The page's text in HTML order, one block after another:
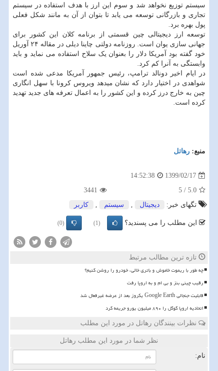
سیستم توزیع نخواهد شد و سوم این ارز با هدف استفاده در سیستم
تجاری و بازرگانی توسعه می یابد تا بتوان از آن به مانند شکل فعلی
پول بهره برد.
توسعه ارز دیجیتالی چین قسمتی از برنامه کلان این کشور برای
جهانی سازی یوان است. روزنامه دولتی چاینا دیلی در مقاله ۲۴ آوریل
خود گفته بود آمریکا دلار را بعنوان یک سلاح استفاده می نماید و باید
وابستگی به آنرا کم کرد.
در ایام اخیر دونالد ترامپ، رئیس جمهور آمریکا مدعی شده است
شواهدی در اختیار دارد که نشان میدهد ویروس کرونا با سهل انگاری
چین به خارج درز کرده و این کشور را به اعمال تعرفه های جدید تهدید
کرده است.
منبع: رهاتل
1399/02/17
14:52:38
5.0
/
5
3441
تگهای خبر:
دیجیتال , سیستم , كاربر
این مطلب را می پسندید؟ (1)
(0)
تازه ترین مطالب مرتبط
چه طور با ریموت خاموش و باتری خالی، خودرو را روشن کنیم؟
رقیب چینی بنز و بی ام و به اروپا رفت
قابلیت جنجالی Google Earth یکروز بعد از عرضه غیرفعال شد
اتحادیه اروپا گوگل را ۸۹۰ میلیون یورو جریمه کرد
نظرات بینندگان رهاتل در مورد این مطلب
نظر شما در مورد این مطلب رهاتل
نام: